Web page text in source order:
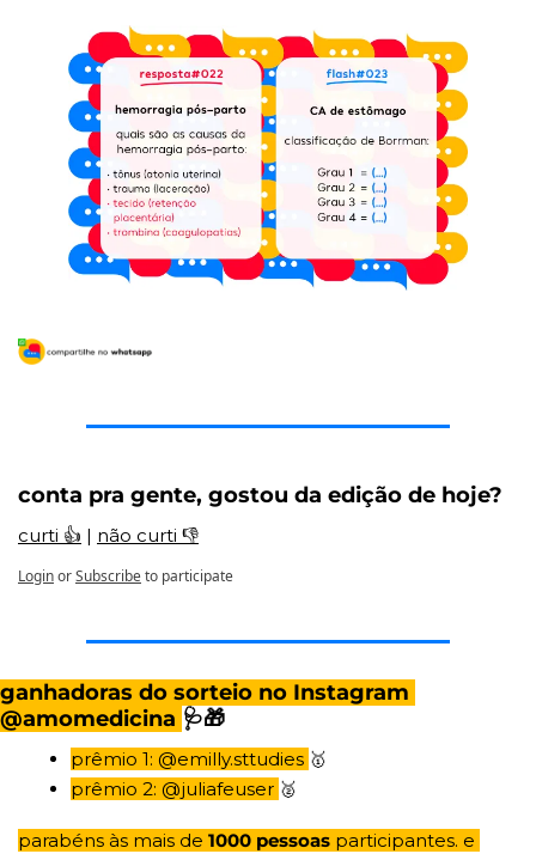
conta pra gente, gostou da edição de hoje?
curti 👍 | não curti 👎
LoginorSubscribeto participate
ganhadoras do sorteio no Instagram
@amomedicina 🩺🎁
prêmio 1: @emilly.sttudies 🥇
prêmio 2: @juliafeuser 🥈
parabéns às mais de 1000 pessoas participantes. e